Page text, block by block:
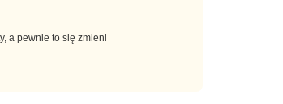
a pewnie to się zmieni